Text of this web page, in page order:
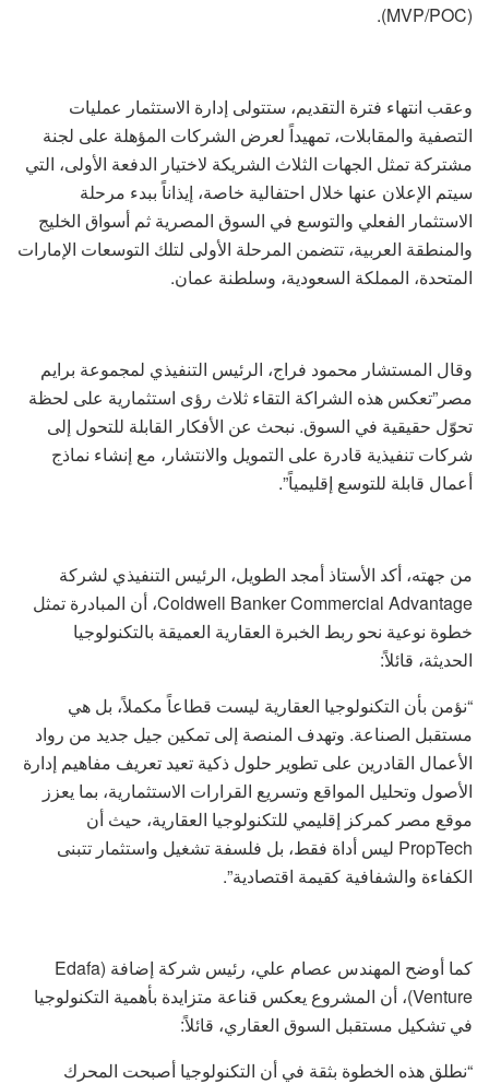
(MVP/POC).
وعقب انتهاء فترة التقديم، ستتولى إدارة الاستثمار عمليات
التصفية والمقابلات، تمهيداً لعرض الشركات المؤهلة على لجنة
مشتركة تمثل الجهات الثلاث الشريكة لاختيار الدفعة الأولى، التي
سيتم الإعلان عنها خلال احتفالية خاصة، إيذاناً ببدء مرحلة
الاستثمار الفعلي والتوسع في السوق المصرية ثم أسواق الخليج
والمنطقة العربية، تتضمن المرحلة الأولى لتلك التوسعات الإمارات
المتحدة، المملكة السعودية، وسلطنة عمان.
وقال المستشار محمود فراج، الرئيس التنفيذي لمجموعة برايم
مصر”تعكس هذه الشراكة التقاء ثلاث رؤى استثمارية على لحظة
تحوّل حقيقية في السوق. نبحث عن الأفكار القابلة للتحول إلى
شركات تنفيذية قادرة على التمويل والانتشار، مع إنشاء نماذج
أعمال قابلة للتوسع إقليمياً”.
من جهته، أكد الأستاذ أمجد الطويل، الرئيس التنفيذي لشركة
Coldwell Banker Commercial Advantage، أن المبادرة تمثل
خطوة نوعية نحو ربط الخبرة العقارية العميقة بالتكنولوجيا
الحديثة، قائلاً:
“نؤمن بأن التكنولوجيا العقارية ليست قطاعاً مكملاً، بل هي
مستقبل الصناعة. وتهدف المنصة إلى تمكين جيل جديد من رواد
الأعمال القادرين على تطوير حلول ذكية تعيد تعريف مفاهيم إدارة
الأصول وتحليل المواقع وتسريع القرارات الاستثمارية، بما يعزز
موقع مصر كمركز إقليمي للتكنولوجيا العقارية، حيث أن
PropTech ليس أداة فقط، بل فلسفة تشغيل واستثمار تتبنى
الكفاءة والشفافية كقيمة اقتصادية”.
كما أوضح المهندس عصام علي، رئيس شركة إضافة (Edafa
Venture)، أن المشروع يعكس قناعة متزايدة بأهمية التكنولوجيا
في تشكيل مستقبل السوق العقاري، قائلاً:
“نطلق هذه الخطوة بثقة في أن التكنولوجيا أصبحت المحرك